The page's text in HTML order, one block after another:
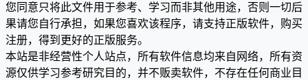
您同意只将此文件用于参考、学习而非其他用途，否则一切后
果请您自行承担，如果您喜欢该程序，请支持正版软件，购买
注册，得到更好的正版服务。
本站是非经营性个人站点，所有软件信息均来自网络，所有资
源仅供学习参考研究目的，并不贩卖软件，不存在任何商业目